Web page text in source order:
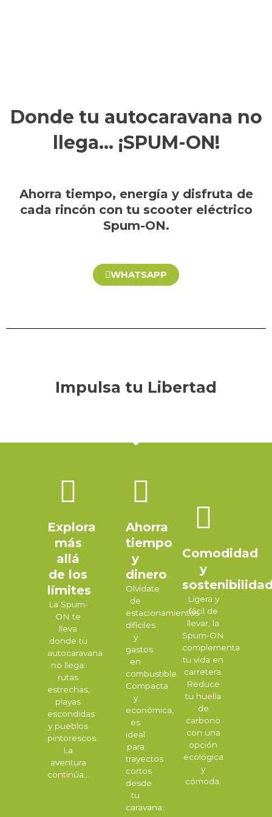
Donde tu autocaravana no
llega... ¡SPUM-ON!
Ahorra tiempo, energía y disfruta de
cada rincón con tu scooter eléctrico
Spum-ON.
WHATSAPP
Impulsa tu Libertad
Explora
más
allá
de los
límites
La Spum-
ON te
lleva
donde tu
autocaravana
no llega:
rutas
estrechas,
playas
escondidas
y pueblos
pintorescos.
La
aventura
continúa...
Ahorra
tiempo
y
dinero
Olvídate
de
estacionamientos
difíciles
y
gastos
en
combustible.
Compacta
y
económica,
es
ideal
para
trayectos
cortos
desde
tu
caravana.
Comodidad
y
Ligera y
fácil de
llevar, la
Spum-ON
complementa
tu vida en
carretera.
Reduce
tu huella
de
carbono
con una
opción
ecológica
y
cómoda.